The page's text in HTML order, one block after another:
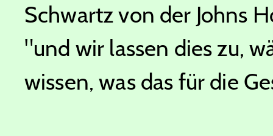
Schwartz von der Johns
"und wir lassen dies zu,
wissen, was das für die